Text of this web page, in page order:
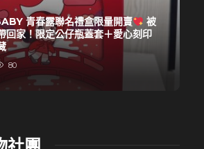
青春露聯名禮盒限量開賣
被
回家！限定公仔瓶蓋套＋愛心刻印
80